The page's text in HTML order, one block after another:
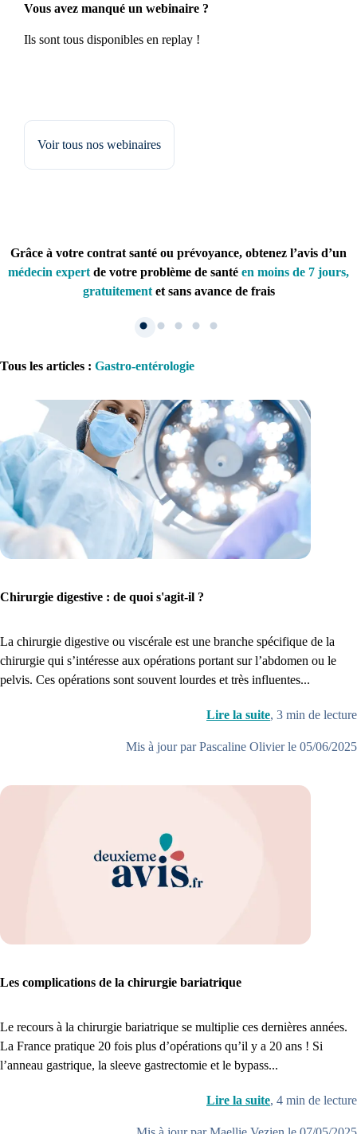
Vous avez manqué un webinaire ?
Ils sont tous disponibles en replay !
Voir tous nos webinaires
Grâce à votre contrat santé ou prévoyance, obtenez l’avis d’un
médecin expert de votre problème de santé en moins de 7 jours,
gratuitementet sans avance de frais
1. Inscription
Créez un compte et récupérez votre dossier médical en parallèle
Tous les articles : Gastro-entérologie
Chirurgie digestive : de quoi s'agit-il ?
La chirurgie digestive ou viscérale est une branche spécifique de la
chirurgie qui s’intéresse aux opérations portant sur l’abdomen ou le
pelvis. Ces opérations sont souvent lourdes et très influentes...
Lire la suite, 3 min de lecture
Mis à jour par Pascaline Olivier le 05/06/2025
Les complications de la chirurgie bariatrique
Le recours à la chirurgie bariatrique se multiplie ces dernières années.
La France pratique 20 fois plus d’opérations qu’il y a 20 ans ! Si
l’anneau gastrique, la sleeve gastrectomie et le bypass...
Lire la suite, 4 min de lecture